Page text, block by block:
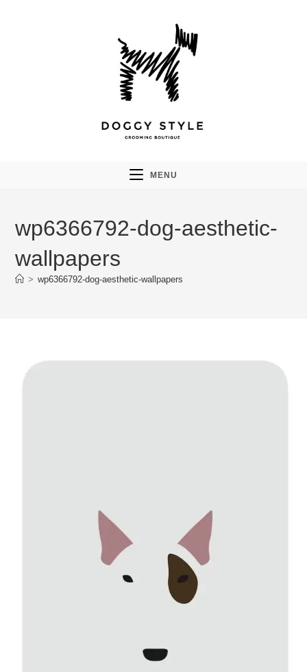
MENU
wp6366792-dog-aesthetic-
wallpapers
> wp6366792-dog-aesthetic-wallpapers